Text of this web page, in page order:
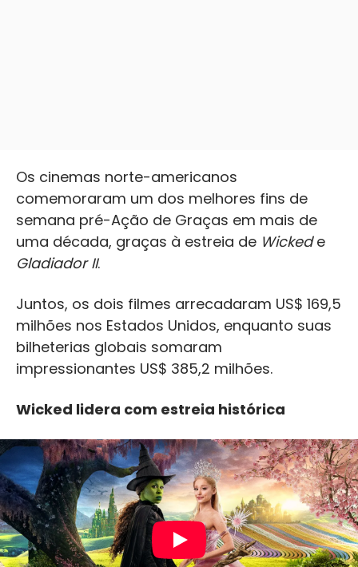
Os cinemas norte-americanos
comemoraram um dos melhores fins de
semana pré-Ação de Graças em mais de
uma década, graças à estreia de Wickede
Gladiador II.
Juntos, os dois filmes arrecadaram US$ 169,5
milhões nos Estados Unidos, enquanto suas
bilheterias globais somaram
impressionantes US$ 385,2 milhões.
Wicked lidera com estreia histórica